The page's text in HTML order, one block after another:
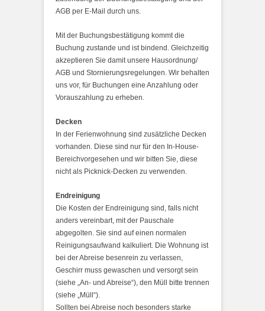
AGB per E-Mail durch uns.
Mit der Buchungsbestätigung kommt die
Buchung zustande und ist bindend. Gleichzeitig
akzeptieren Sie damit unsere Hausordnung/
AGB und Stornierungsregelungen. Wir behalten
uns vor, für Buchungen eine Anzahlung oder
Vorauszahlung zu erheben.
Decken
In der Ferienwohnung sind zusätzliche Decken
vorhanden. Diese sind nur für den In-House-
Bereichvorgesehen und wir bitten Sie, diese
nicht als Picknick-Decken zu verwenden.
Endreinigung
Die Kosten der Endreinigung sind, falls nicht
anders vereinbart, mit der Pauschale
abgegolten. Sie sind auf einen normalen
Reinigungsaufwand kalkuliert. Die Wohnung ist
bei der Abreise besenrein zu verlassen,
Geschirr muss gewaschen und versorgt sein
(siehe „An- und Abreise“), den Müll bitte trennen
(siehe „Müll“).
Sollten bei Abreise noch besonders starke